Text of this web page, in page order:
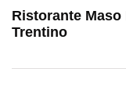
Ristorante
Trentino